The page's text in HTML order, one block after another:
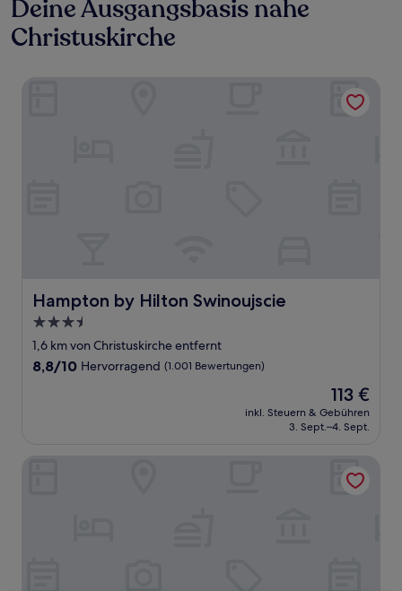
Deine Ausgangsbasis nahe
Christuskirche
Hampton by Hilton Swinoujscie
Hampton by Hilton Swinoujscie
3.5-
Sterne-
Unterkunft
1,6 km von Christuskirche entfernt
8.8
8,8/10 Hervorragend (1.001 Bewertungen)
Der
Preis
beträgt
113 €
inkl. Steuern & Gebühren
3. Sept.–4. Sept.